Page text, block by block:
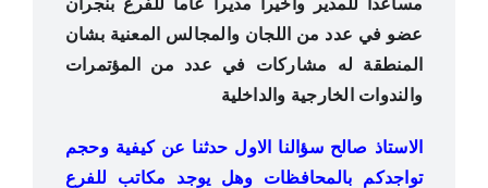
عضو في عدد من اللجان والمجالس المعنية بشان
المنطقة له مشاركات في عدد من المؤتمرات
والندوات الخارجية والداخلية
اﻻستاذ صالح سؤالنا اﻻول حدثنا عن كيفية وحجم
تواجدكم بالمحافظات وهل يوجد مكاتب للفرع